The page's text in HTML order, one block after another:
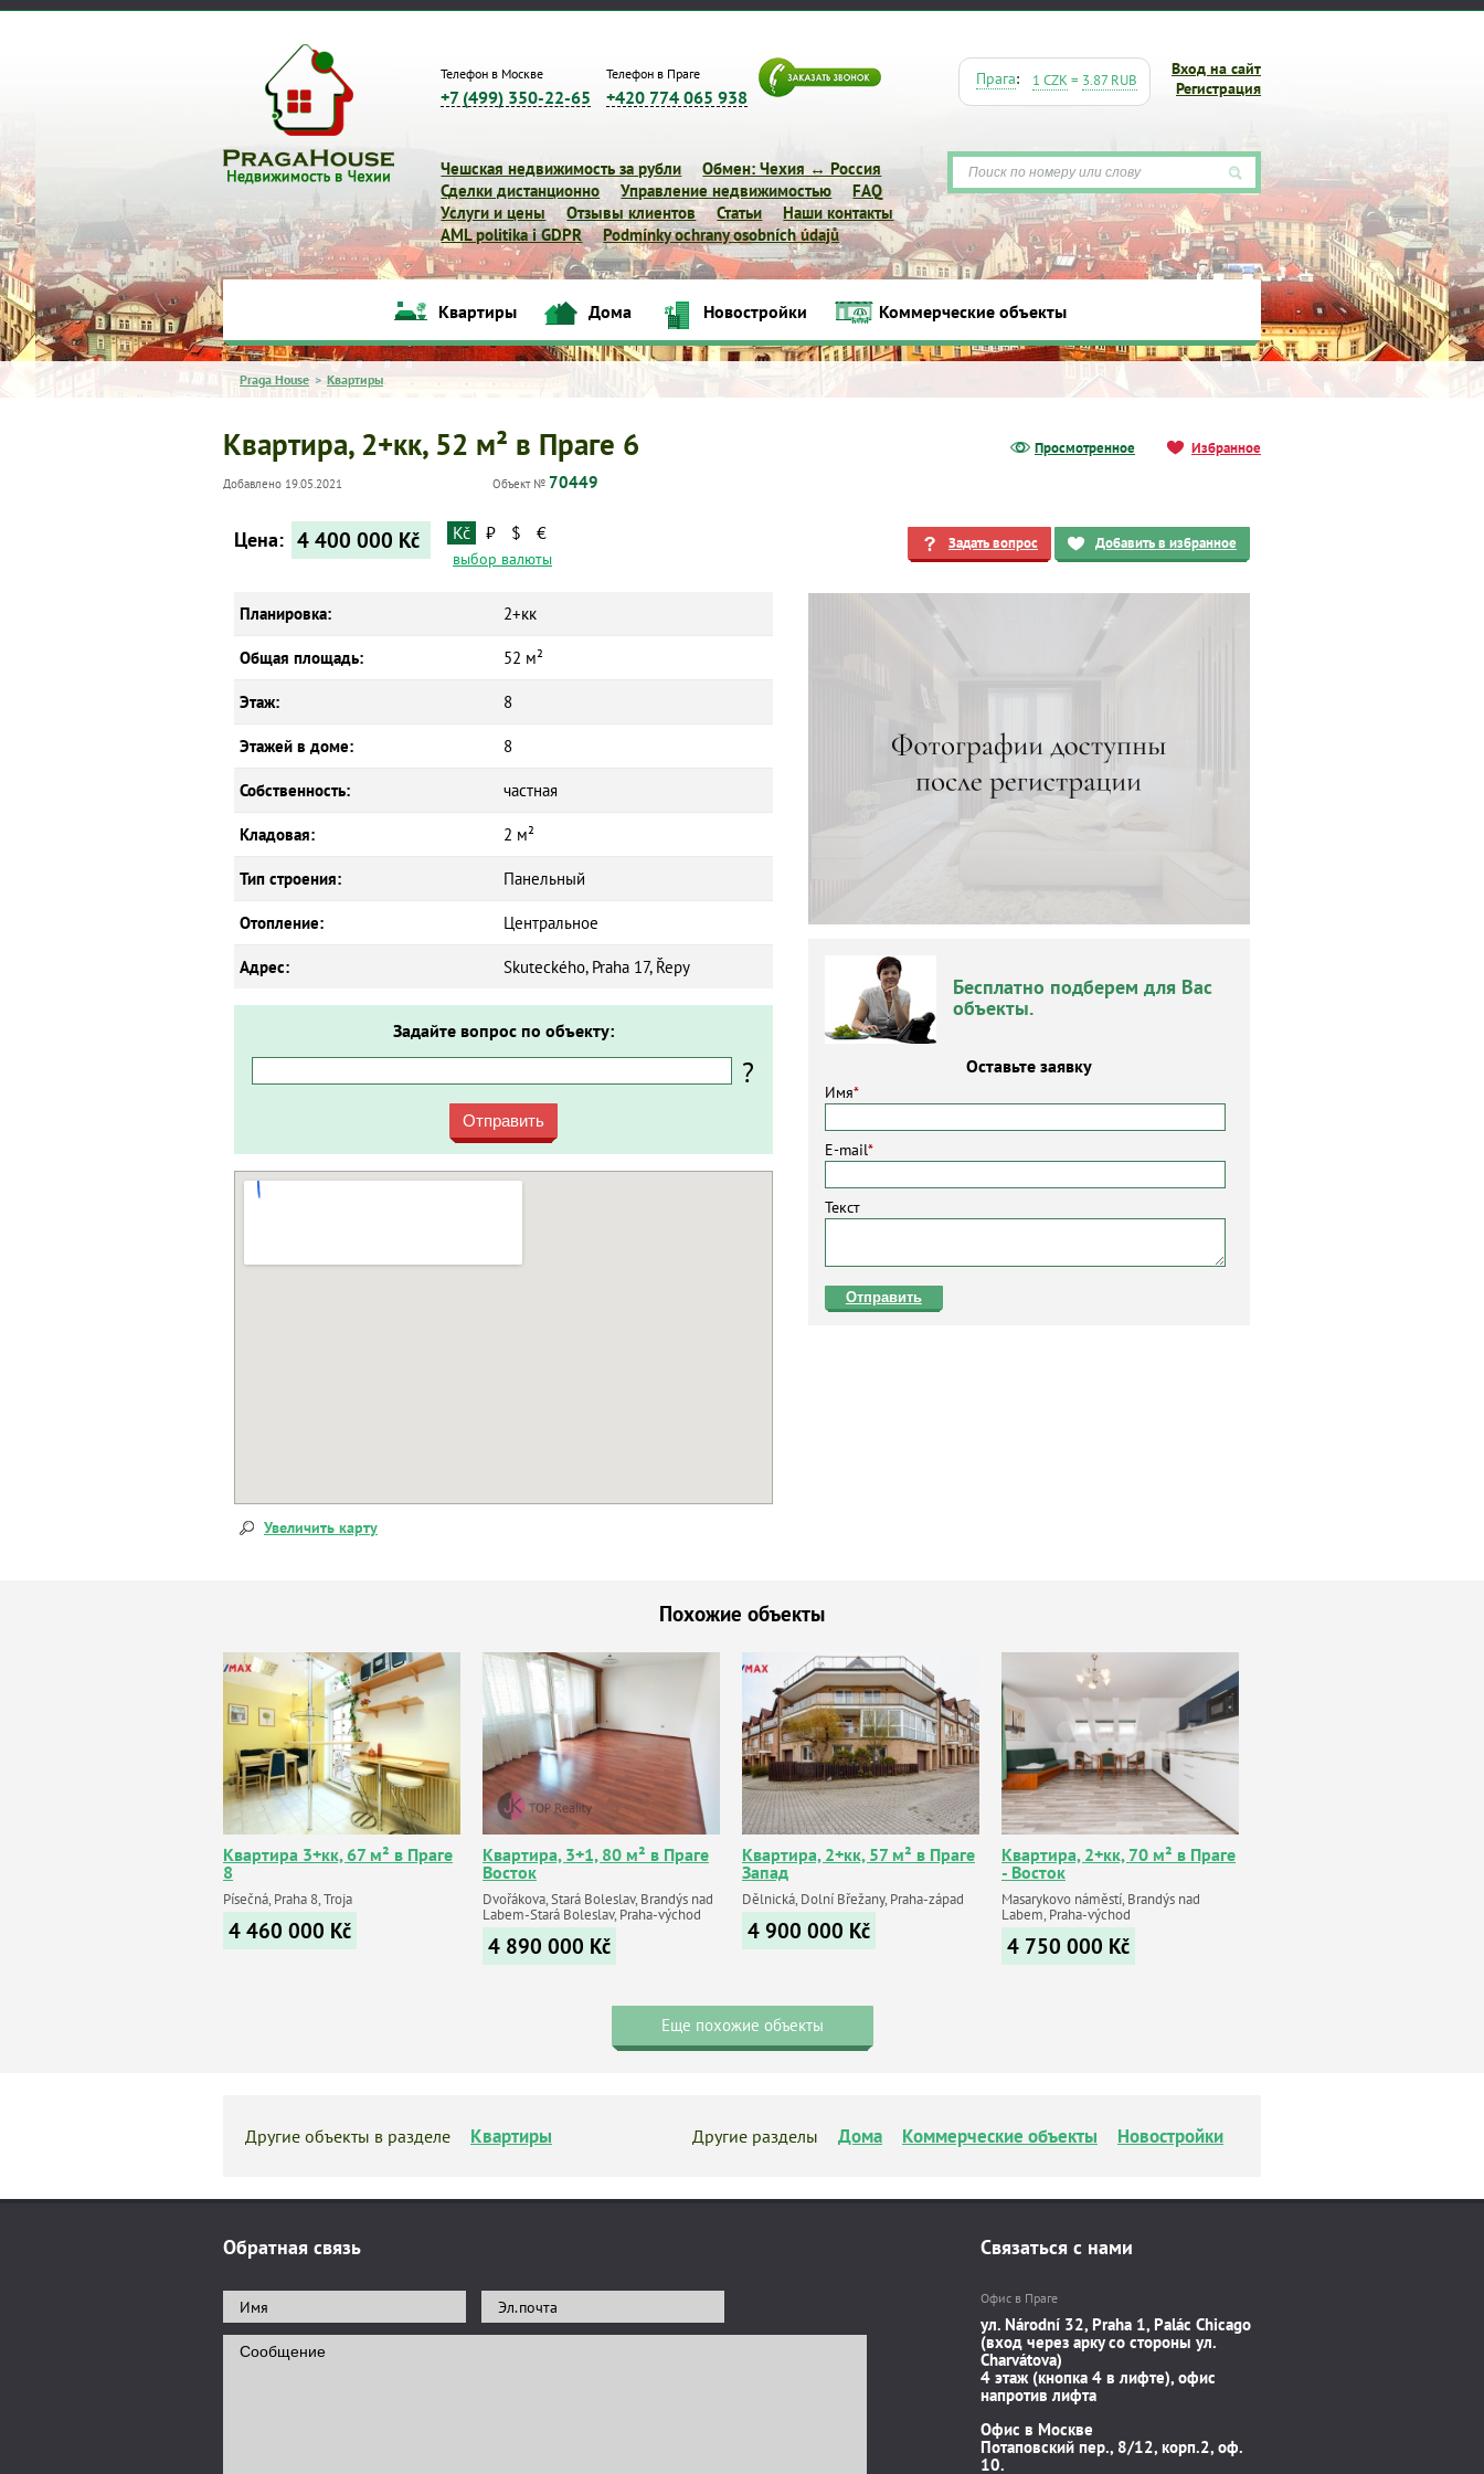
Телефон в Москве
+7 (499) 350-22-65
Телефон в Праге
+420 774 065 938
Вход на сайт
Регистрация
Прага: 1 CZK= 3.87 RUB
Чешская недвижимость за рубли
Обмен: Чехия ↔ Россия
Сделки дистанционно
Управление недвижимостью
FAQ
Услуги и цены
Отзывы клиентов Статьи
Наши контакты
AML politika i GDPR
Podmínky ochrany osobních údajů
Квартиры Коммерческие объекты
Квартиры Дома Новостройки Коммерческие объекты
Praga House > Квартиры
Просмотренное Избранное
Квартира, 2+кк, 52 м² в Праге 6
Добавлено 19.05.2021 Объект № 70449
Задать вопрос Добавить в избранное
Бесплатно подберем для Вас
объекты.
Оставьте заявку
Имя*
E-mail*
Текст
Отправить
Цена: 4 400 000 Kč Kč ₽ $ €
выбор валюты
Планировка: 2+кк
Общая площадь: 52 м²
Этаж: 8
Этажей в доме: 8
Собственность: частная
Кладовая: 2 м²
Тип строения: Панельный
Отопление: Центральное
Адрес: Skuteckého, Praha 17, Řepy
Задайте вопрос по объекту:
?
Отправить
Увеличить карту
Похожие объекты
Квартира 3+кк, 67 м² в Праге
8
Písečná, Praha 8, Troja
4 460 000 Kč
Квартира, 3+1, 80 м² в Праге
Восток
Dvořákova, Stará Boleslav, Brandýs nad
Labem-Stará Boleslav, Praha-východ
4 890 000 Kč
Квартира, 2+кк, 57 м² в Праге
Запад
Dělnická, Dolní Břežany, Praha-západ
4 900 000 Kč
Квартира, 2+кк, 70 м² в Праге
- Восток
Masarykovo náměstí, Brandýs nad
Labem, Praha-východ
4 750 000 Kč
Еще похожие объекты
Другие объекты в разделе Квартиры Другие разделы Дома Коммерческие объекты Новостройки
Обратная связь Связаться с нами
Офис в Праге
ул. Národní 32, Praha 1, Palác Chicago
(вход через арку со стороны ул.
Charvátova)
4 этаж (кнопка 4 в лифте), офис
напротив лифта
Офис в Москве
Потаповский пер., 8/12, корп.2, оф.
10.